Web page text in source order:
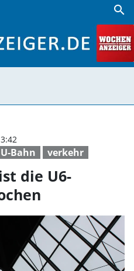
search
U-Bahn verkehr
die U6-